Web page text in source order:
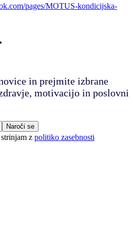
pages/MOTUS-kondicijska-
in prejmite izbrane
motivacijo in poslovni
Naroči se
z politiko zasebnosti